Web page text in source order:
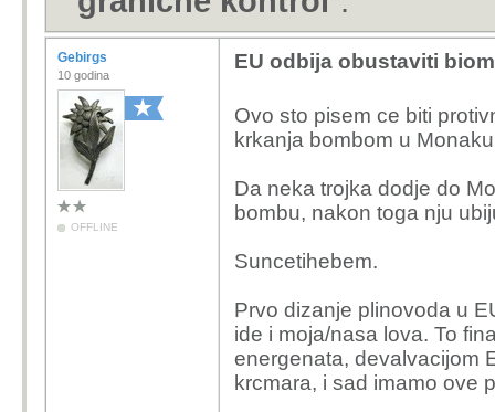
Gebirgs
10 godina
OFFLINE
EU odbija obustaviti
Ovo sto pisem ce biti
krkanja bombom u
Da neka trojka dodje do
bombu, nakon toga nju
Suncetihebem.
Prvo dizanje plinovoda u
ide i moja/nasa lova. To
energenata, devalvacijom
krcmara, i sad imamo ove